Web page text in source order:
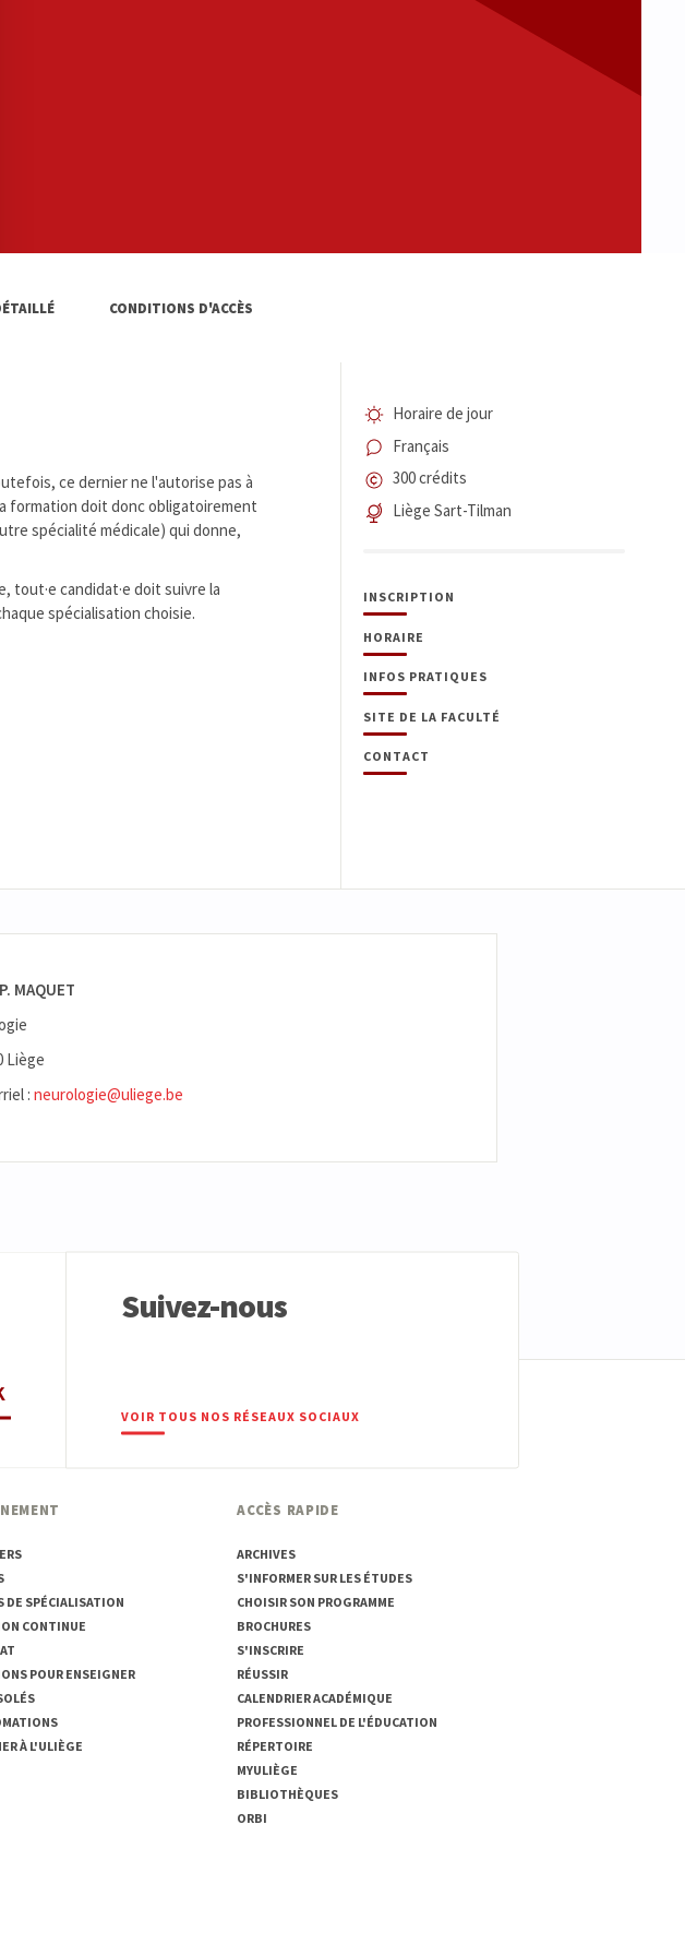
CONDITIONS D'ACCÈS
ce dernier ne l'autorise pas à
formation doit donc obligatoirement
spécialité médicale) qui donne,
tout·e candidat·e doit suivre la
spécialisation choisie.
Horaire de jour
Français
300 crédits
Liège Sart-Tilman
INSCRIPTION
HORAIRE
INFOS PRATIQUES
SITE DE LA FACULTÉ
CONTACT
MAQUET
Liège
: neurologie@uliege.be
Suivez-nous
VOIR TOUS NOS RÉSEAUX SOCIAUX
DE SPÉCIALISATION
CONTINUE
POUR ENSEIGNER
À L'ULIÈGE
ACCÈS RAPIDE
ARCHIVES
S'INFORMER SUR LES ÉTUDES
CHOISIR SON PROGRAMME
BROCHURES
S'INSCRIRE
RÉUSSIR
CALENDRIER ACADÉMIQUE
PROFESSIONNEL DE L'ÉDUCATION
RÉPERTOIRE
MYULIÈGE
BIBLIOTHÈQUES
ORBI